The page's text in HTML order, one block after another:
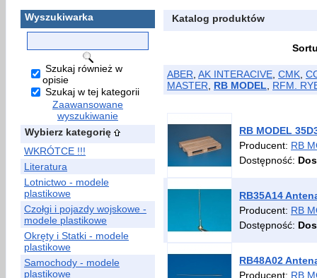
Wyszukiwarka
Szukaj również w
opisie
Szukaj w tej kategorii
Zaawansowane
wyszukiwanie
Wybierz kategorię
WKRÓTCE !!!
Literatura
Lotnictwo - modele
plastikowe
Czołgi i pojazdy wojskowe -
modele plastikowe
Okręty i Statki - modele
plastikowe
Samochody - modele
plastikowe
Katalog produktów
ABER AK INTERACIVE CMK
MASTER
RB MODEL RFM.
RB MODEL
Producent: RB
Dostępność:
RB35A14
Producent: RB
Dostępność:
RB48A02
Producent: RB